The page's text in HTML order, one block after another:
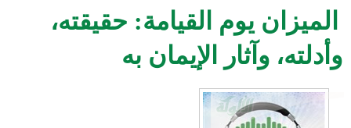
الميزان يوم القيامة: حقيقته،
وأدلته، وآثار الإيمان به